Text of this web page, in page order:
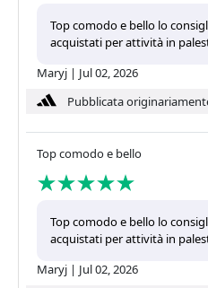
Top comodo e bello lo
acquistati per attività in
Maryj | Jul 02, 2026
Pubblicata
Top comodo e bello
Top comodo e bello lo
acquistati per attività in
Maryj | Jul 02, 2026